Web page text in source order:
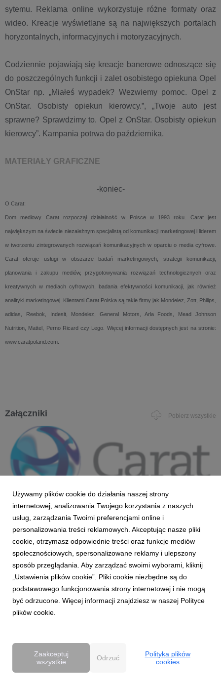
sytemu. Reklama online wykorzystuje różne formaty oraz
wideo. Kreacje wyświetlane są na największych portalach
horyzontalnych, informacyjnych i motoryzacyjnych.
Codziennie pojawiają się kreacje banerowe odnoszące się
do poszczególnych funkcji i zalet osobistego opiekuna Opel
OnStar np. „Miałeś wypadek? Wezwiemy pomoc. Opel z
OnStar. Osobisty opiekun kierowcy.”, „Twoje auto jest
sprawne? Sprawdzimy to. Opel z OnStar. Osobisty opiekun
kierowcy”. Kampania potrwa do października.
MATERIAŁY GRAFICZNE
-koniec-
O Carat:
Dom mediowy Carat rozpoczął działalność w Polsce w 1993 roku. Carat jest
największym na świecie niezależnym specjalistą od komunikacji marketingowej i liderem
w tworzeniu zintegrowanych rozwiązań komunikacyjnych w oparciu o media cyfrowe.
Carat oferuje usługi w obszarze badań marketingowych, strategii komunikacji,
planowania i zakupu mediów, przygotowywania rozwiązań technologicznych oraz
kreatywnych w mediach cyfrowych, badania efektywności komunikacji, jak również
analityki marketingowej. Klientami Carat Polska są takie firmy jak Mondelez, Zott, Philips,
adidas, Reebok, Indesit, Mondelez, General Motors, Arla Foods, Mead Johnson
Nutrition, Mattel, Perno Ricard czy Lego. Więcej informacji dostępnych jest na stronie:
www.caratpoland.com.
Załączniki Pobierz wszystkie
thumb_Carat.png
Opel_OnStar_osobisty_asystent_kierowcy___b
ohaterem_najnowszej_kampanii_marki_Opel-
kw.docx
docx| 1,46 MB
Używamy plików cookie do działania naszej strony
internetowej, analizowania Twojego korzystania z naszych
usług, zarządzania Twoimi preferencjami online i
personalizowania treści reklamowych. Akceptując nasze pliki
cookie, otrzymasz odpowiednie treści oraz funkcje mediów
społecznościowych, spersonalizowane reklamy i ulepszony
sposób przeglądania. Aby zarządzać swoimi wyborami, kliknij
„Ustawienia plików cookie”. Pliki cookie niezbędne są do
podstawowego funkcjonowania strony internetowej i nie mogą
być odrzucone. Więcej informacji znajdziesz w naszej Polityce
plików cookie.
Zaakceptuj
wszystkie
Odrzuć
Polityka plików
cookies